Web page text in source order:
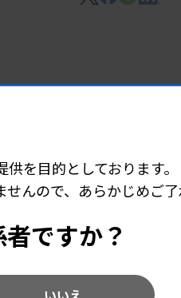
を目的としております。
んので、あらかじめご了
ですか？